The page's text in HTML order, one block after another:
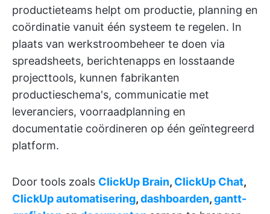
productieteams helpt om productie, planning en
coördinatie vanuit één systeem te regelen. In
plaats van werkstroombeheer te doen via
spreadsheets, berichtenapps en losstaande
projecttools, kunnen fabrikanten
productieschema's, communicatie met
leveranciers, voorraadplanning en
documentatie coördineren op één geïntegreerd
platform.
Door tools zoals ClickUp Brain, ClickUp Chat,
ClickUp automatisering,dashboarden,gantt-